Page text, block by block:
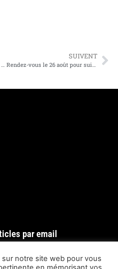
Les radios australiennes font la promo de l’efficacité du média pour la croissance des PME
SUIVENT
Rendez-vous le 26 août pour suivre un SwissRadioDay 2021 hybride
par email
notre site web pour vous